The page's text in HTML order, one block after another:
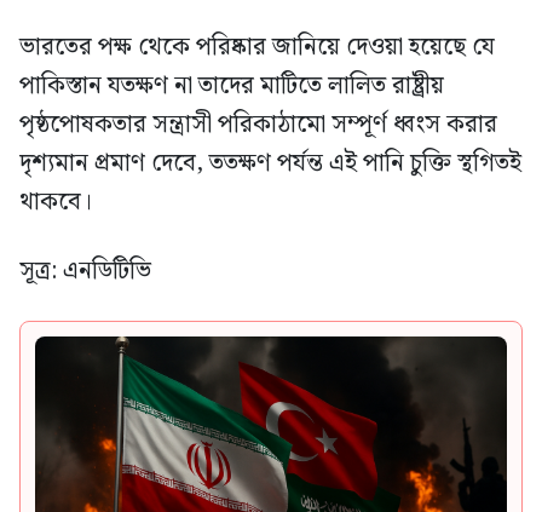
ভারতের পক্ষ থেকে পরিষ্কার জানিয়ে দেওয়া হয়েছে যে
পাকিস্তান যতক্ষণ না তাদের মাটিতে লালিত রাষ্ট্রীয়
পৃষ্ঠপোষকতার সন্ত্রাসী পরিকাঠামো সম্পূর্ণ ধ্বংস করার
দৃশ্যমান প্রমাণ দেবে, ততক্ষণ পর্যন্ত এই পানি চুক্তি স্থগিতই
থাকবে।
সূত্র: এনডিটিভি